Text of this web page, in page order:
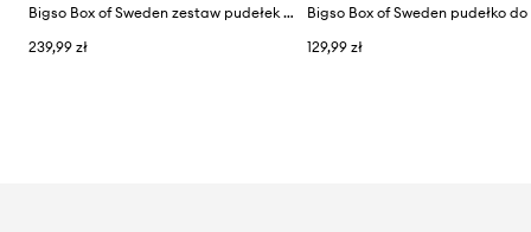
Bigso Box of Sweden zestaw pudełek do przechowywania
239,99 zł
129,99 zł